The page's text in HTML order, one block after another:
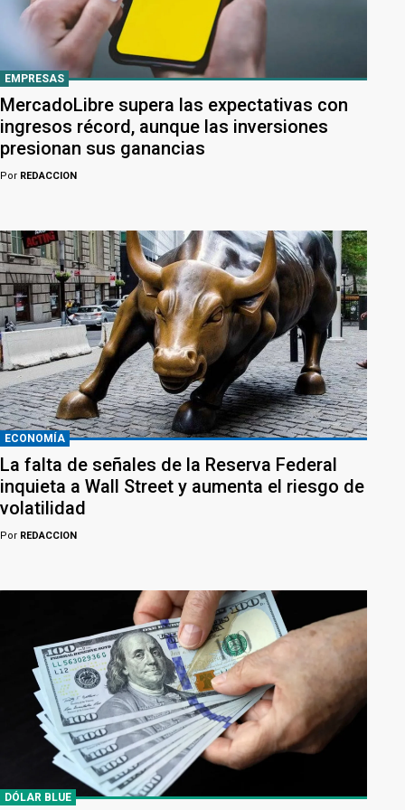
EMPRESAS
MercadoLibre supera las expectativas con
ingresos récord, aunque las inversiones
presionan sus ganancias
Por REDACCION
ECONOMÍA
La falta de señales de la Reserva Federal
inquieta a Wall Street y aumenta el riesgo de
volatilidad
Por REDACCION
DÓLAR BLUE